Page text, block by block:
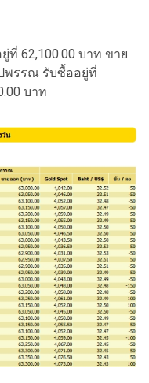
62,100.00 บาท ขาย
พรรณ รับซื้ออยู่ที่
บาท